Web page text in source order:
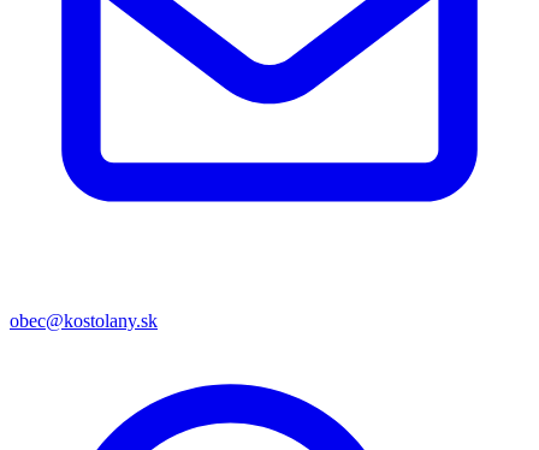
obec@kostolany.sk